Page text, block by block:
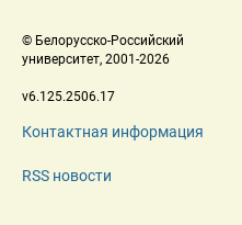
© Белорусско-Российский
университет, 2001-2026
v6.125.2506.17
Контактная информация
RSS новости